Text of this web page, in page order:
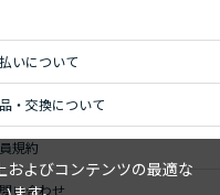
いについて
・交換について
規約
い合わせ
よびコンテンツの最適な